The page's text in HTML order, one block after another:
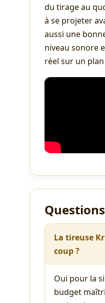
du tirage au
à se projeter
aussi une
niveau sonore
réel sur un
La tireuse
coup ?
Oui pour la
budget